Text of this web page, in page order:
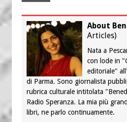
About
Articles)
Nata a
con lode in
editoriale"
di Parma. Sono giornalista
rubrica culturale intitolata
Radio Speranza. La mia più
libri, ne parlo continuamente.